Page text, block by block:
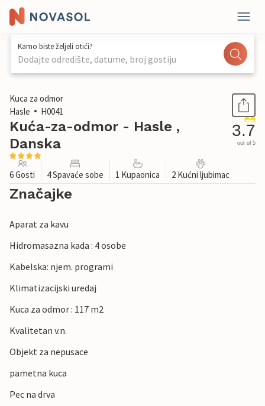
Kamo biste željeli otići?
Dodajte odredište, datume, broj gostiju
1 / 27
Kuca za odmor
Hasle
H0041
Kuća-za-odmor - Hasle ,
Danska
3.7
out of 5
6 Gosti 4 Spavaće sobe 1 Kupaonica 2 Kućni ljubimac
Značajke
Aparat za kavu
Hidromasazna kada : 4 osobe
Kabelska: njem. programi
Klimatizacijski uredaj
Kuca za odmor : 117 m2
Kvalitetan v.n.
Objekt za nepusace
pametna kuca
Pec na drva